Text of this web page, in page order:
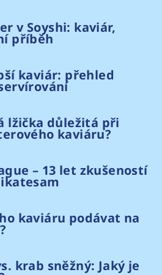
v Soyshi: kaviár,
příběh
kaviár: přehled
lžička důležitá při
kaviáru?
– 13 let zkušeností
kaviáru podávat na
krab sněžný: Jaký je